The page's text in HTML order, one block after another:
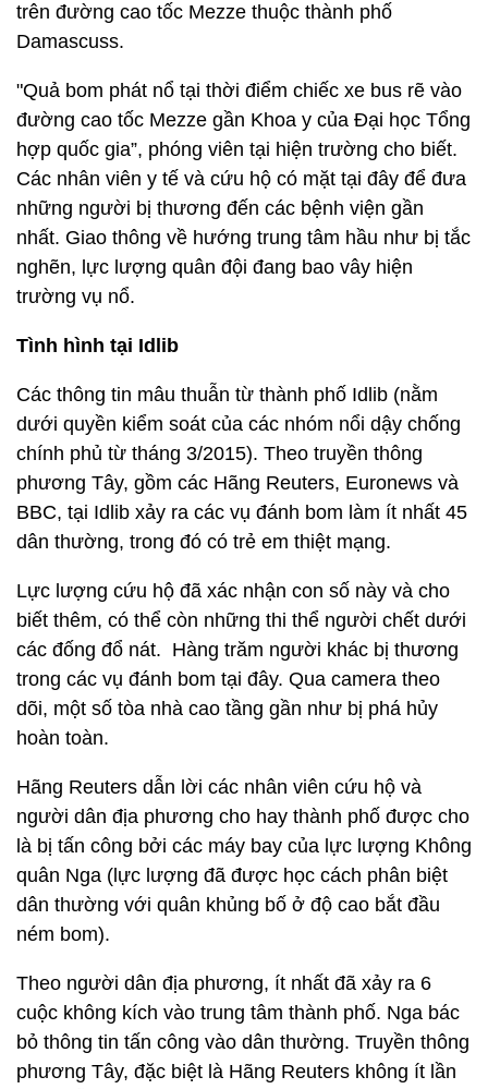
trên đường cao tốc Mezze thuộc thành phố
Damascuss.
"Quả bom phát nổ tại thời điểm chiếc xe bus rẽ vào
đường cao tốc Mezze gần Khoa y của Đại học Tổng
hợp quốc gia”, phóng viên tại hiện trường cho biết.
Các nhân viên y tế và cứu hộ có mặt tại đây để đưa
những người bị thương đến các bệnh viện gần
nhất. Giao thông về hướng trung tâm hầu như bị tắc
nghẽn, lực lượng quân đội đang bao vây hiện
trường vụ nổ.
Tình hình tại Idlib
Các thông tin mâu thuẫn từ thành phố Idlib (nằm
dưới quyền kiểm soát của các nhóm nổi dậy chống
chính phủ từ tháng 3/2015). Theo truyền thông
phương Tây, gồm các Hãng Reuters, Euronews và
BBC, tại Idlib xảy ra các vụ đánh bom làm ít nhất 45
dân thường, trong đó có trẻ em thiệt mạng.
Lực lượng cứu hộ đã xác nhận con số này và cho
biết thêm, có thể còn những thi thể người chết dưới
các đống đổ nát. Hàng trăm người khác bị thương
trong các vụ đánh bom tại đây. Qua camera theo
dõi, một số tòa nhà cao tầng gần như bị phá hủy
hoàn toàn.
Hãng Reuters dẫn lời các nhân viên cứu hộ và
người dân địa phương cho hay thành phố được cho
là bị tấn công bởi các máy bay của lực lượng Không
quân Nga (lực lượng đã được học cách phân biệt
dân thường với quân khủng bố ở độ cao bắt đầu
ném bom).
Theo người dân địa phương, ít nhất đã xảy ra 6
cuộc không kích vào trung tâm thành phố. Nga bác
bỏ thông tin tấn công vào dân thường. Truyền thông
phương Tây, đặc biệt là Hãng Reuters không ít lần